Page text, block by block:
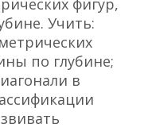
фигур,
Учить:
по глубине;
в